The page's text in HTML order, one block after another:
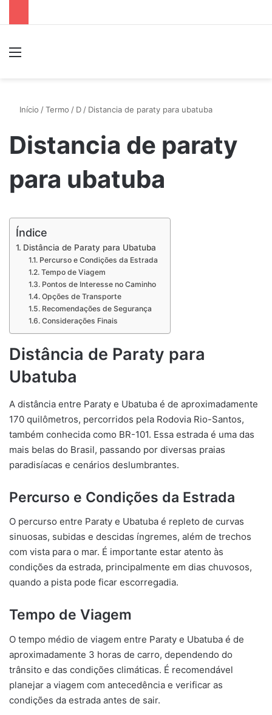
Início /Termo / D / Distancia de paraty para ubatuba
Distancia de paraty
para ubatuba
Índice
Distância de Paraty para Ubatuba
Percurso e Condições da Estrada
Tempo de Viagem
Pontos de Interesse no Caminho
Opções de Transporte
Recomendações de Segurança
Considerações Finais
Distância de Paraty para
Ubatuba
A distância entre Paraty e Ubatuba é de aproximadamente
170 quilômetros, percorridos pela Rodovia Rio-Santos,
também conhecida como BR-101. Essa estrada é uma das
mais belas do Brasil, passando por diversas praias
paradisíacas e cenários deslumbrantes.
Percurso e Condições da Estrada
O percurso entre Paraty e Ubatuba é repleto de curvas
sinuosas, subidas e descidas íngremes, além de trechos
com vista para o mar. É importante estar atento às
condições da estrada, principalmente em dias chuvosos,
quando a pista pode ficar escorregadia.
Tempo de Viagem
O tempo médio de viagem entre Paraty e Ubatuba é de
aproximadamente 3 horas de carro, dependendo do
trânsito e das condições climáticas. É recomendável
planejar a viagem com antecedência e verificar as
condições da estrada antes de sair.